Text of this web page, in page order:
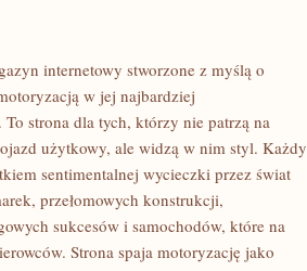
internetowy stworzone z myślą o
w jej najbardziej
strona dla tych, którzy nie patrzą na
użytkowy, ale widzą w nim styl. Każdy
sentimentalnej wycieczki przez świat
przełomowych konstrukcji,
sukcesów i samochodów, które na
Strona spaja motoryzację jako